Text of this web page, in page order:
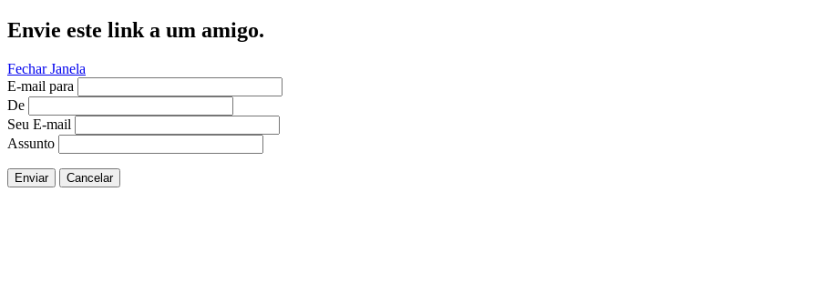
Envie este link a um amigo.
Fechar Janela
E-mail para
De
Seu E-mail
Assunto
Enviar Cancelar